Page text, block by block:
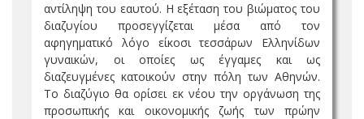
αντίληψη του εαυτού. Η εξέταση του βιώματος του
διαζυγίου προσεγγίζεται μέσα από τον
αφηγηματικό λόγο είκοσι τεσσάρων Ελληνίδων
γυναικών, οι οποίες ως έγγαμες και ως
διαζευγμένες κατοικούν στην πόλη των Αθηνών.
Το διαζύγιο θα ορίσει εκ νέου την οργάνωση της
προσωπικής και οικονομικής ζωής των πρώην